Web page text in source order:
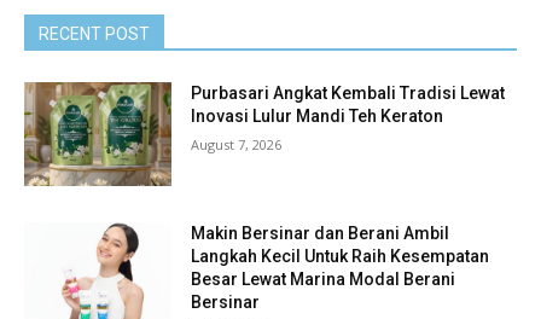
RECENT POST
Purbasari Angkat Kembali Tradisi Lewat
Inovasi Lulur Mandi Teh Keraton
August 7, 2026
Makin Bersinar dan Berani Ambil
Langkah Kecil Untuk Raih Kesempatan
Besar Lewat Marina Modal Berani
Bersinar